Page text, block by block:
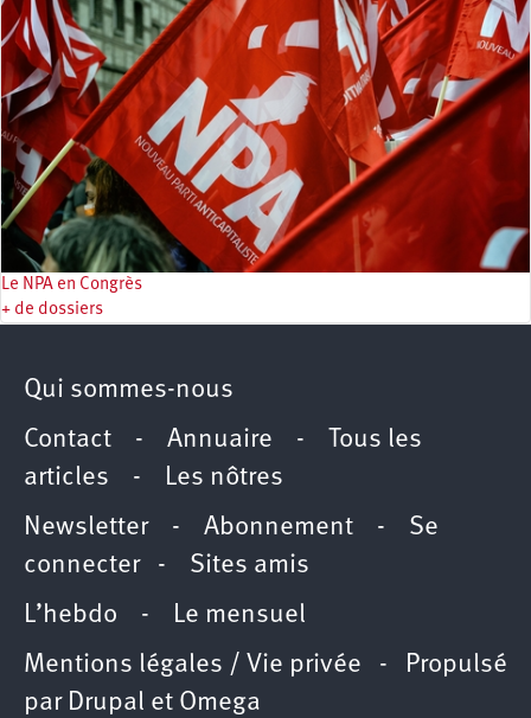
Le NPA en Congrès
+ de dossiers
Qui sommes-nous
Contact - Annuaire -
Tous les
articles - Les nôtres
Newsletter- Abonnement - Se
connecter- Sites amis
L’hebdo - Le mensuel
Mentions légales / Vie privée - Propulsé
par Drupal et Omega